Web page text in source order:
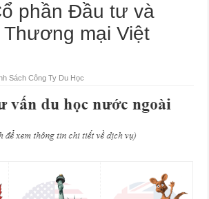
phần Đầu tư và
Thương mại Việt
Sách Công Ty Du Học